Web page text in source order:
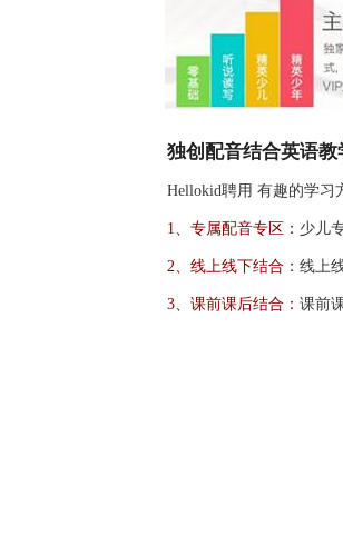
独创配音结合英语教
Hellokid聘用 有趣的学习方
1、专属配音专区： 少儿
2、线上线下结合： 线上
3、课前课后结合： 课前